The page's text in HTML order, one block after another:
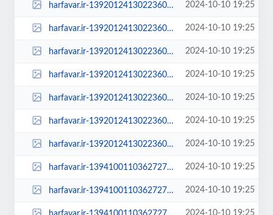
harfavar.ir-13920124130223607378864-100x70.jpg 2024-10-10 19:25
harfavar.ir-13920124130223607378864-250x150.jpg 2024-10-10 19:25
harfavar.ir-13920124130223607378864-300x209.jpg 2024-10-10 19:25
harfavar.ir-13920124130223607378864-450x300.jpg 2024-10-10 19:25
harfavar.ir-13920124130223607378864-600x400.jpg 2024-10-10 19:25
harfavar.ir-13920124130223607378864-768x535.jpg 2024-10-10 19:25
harfavar.ir-13920124130223607378864.jpg 2024-10-10 19:25
harfavar.ir-139410011036272706762304-139410011036272706762304-100x70.jpg 2024-10-10 19:25
harfavar.ir-139410011036272706762304-139410011036272706762304-250x150.jpg 2024-10-10 19:25
2024-10-10 19:25